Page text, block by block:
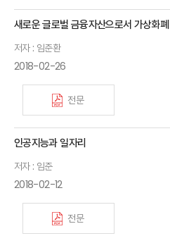
새로운 글로벌 금융자산으로서 가상화폐
저자 : 임준환
2018-02-26
전문
인공지능과 일자리
저자 : 임준
2018-02-12
전문